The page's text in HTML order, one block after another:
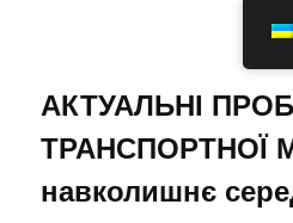
АКТУАЛЬНІ
ТРАНСПОРТНОЇ
навколишнє